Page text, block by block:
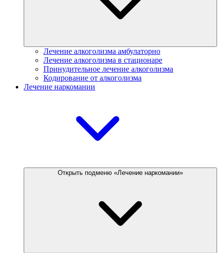
Лечение алкоголизма амбулаторно
Лечение алкоголизма в стационаре
Принудительное лечение алкоголизма
Кодирование от алкоголизма
Лечение наркомании
Открыть подменю «Лечение наркомании»